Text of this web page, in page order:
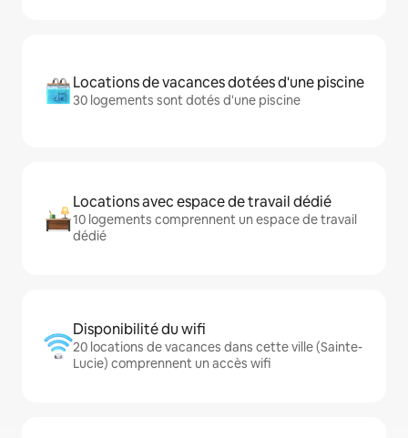
Locations de vacances dotées d'une piscine
30 logements sont dotés d'une piscine
Locations avec espace de travail dédié
10 logements comprennent un espace de travail
dédié
Disponibilité du wifi
20 locations de vacances dans cette ville (Sainte-
Lucie) comprennent un accès wifi